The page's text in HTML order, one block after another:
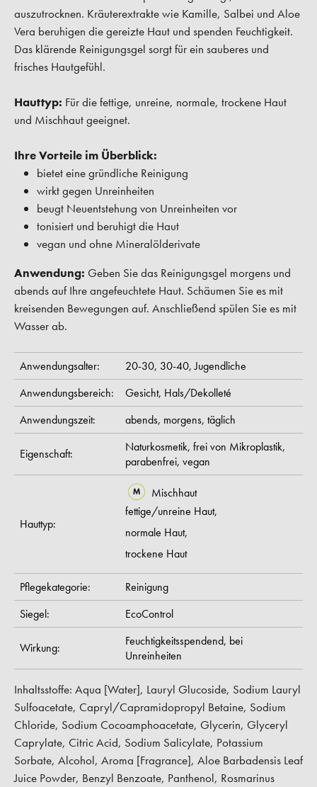
auszutrocknen. Kräuterextrakte wie Kamille, Salbei und Aloe
Vera beruhigen die gereizte Haut und spenden Feuchtigkeit.
Das klärende Reinigungsgel sorgt für ein sauberes und
frisches Hautgefühl.
Hauttyp: Für die fettige, unreine, normale, trockene Haut
und Mischhaut geeignet.
Ihre Vorteile im Überblick:
bietet eine gründliche Reinigung
wirkt gegen Unreinheiten
beugt Neuentstehung von Unreinheiten vor
tonisiert und beruhigt die Haut
vegan und ohne Mineralölderivate
Anwendung: Geben Sie das Reinigungsgel morgens und
abends auf Ihre angefeuchtete Haut. Schäumen Sie es mit
kreisenden Bewegungen auf. Anschließend spülen Sie es mit
Wasser ab.
Anwendungsalter: 20-30, 30-40,Jugendliche
Anwendungsbereich:
Gesicht, Hals/Dekolleté
Anwendungszeit:
abends, morgens, täglich
Eigenschaft: Naturkosmetik, frei von Mikroplastik,
parabenfrei, vegan
Hauttyp:
Mischhaut
fettige/unreine Haut,
normale Haut,
trockene Haut
Pflegekategorie:
Reinigung
Siegel:
EcoControl
Wirkung: Feuchtigkeitsspendend, bei
Unreinheiten
Inhaltsstoffe: Aqua [Water], Lauryl Glucoside, Sodium Lauryl
Sulfoacetate, Capryl/Capramidopropyl Betaine, Sodium
Chloride, Sodium Cocoamphoacetate, Glycerin, Glyceryl
Caprylate, Citric Acid, Sodium Salicylate, Potassium
Sorbate, Alcohol, Aroma [Fragrance], Aloe Barbadensis Leaf
Juice Powder, Benzyl Benzoate, Panthenol, Rosmarinus